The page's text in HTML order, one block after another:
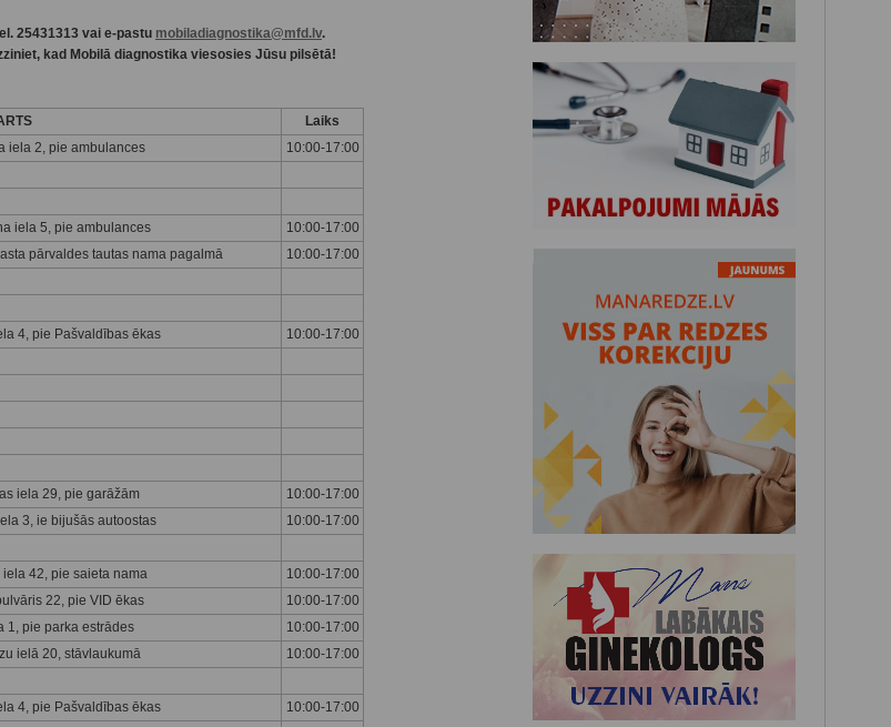
25431313 vai e-pastu mobiladiagnostika@mfd.lv.
kad Mobilā diagnostika viesosies Jūsu pilsētā!
Laiks
iela 2, pie ambulances 10:00-17:00
iela 5, pie ambulances 10:00-17:00
pārvaldes tautas nama pagalmā 10:00-17:00
4, pie Pašvaldības ēkas 10:00-17:00
iela 29, pie garāžām 10:00-17:00
3, ie bijušās autoostas 10:00-17:00
iela 42, pie saieta nama
10:00-17:00
22, pie VID ēkas 10:00-17:00
1, pie parka estrādes
10:00-17:00
ielā 20, stāvlaukumā 10:00-17:00
4, pie Pašvaldības ēkas 10:00-17:00